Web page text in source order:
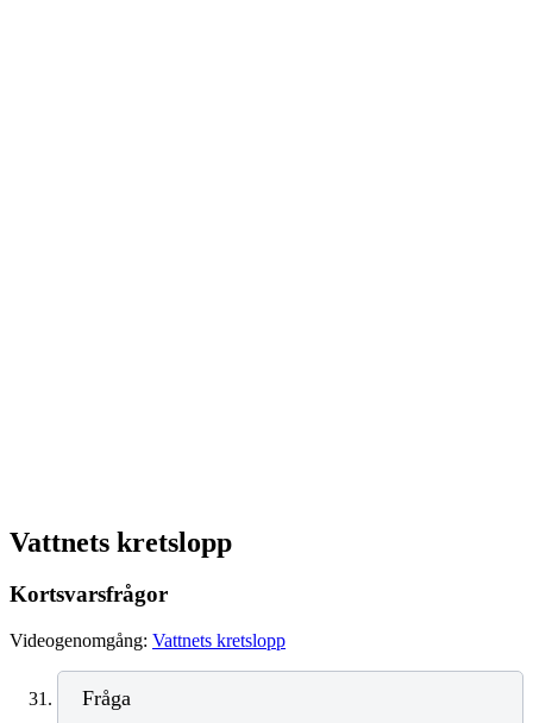
Vattnets kretslopp
Kortsvarsfrågor
Videogenomgång: Vattnets kretslopp
Fråga